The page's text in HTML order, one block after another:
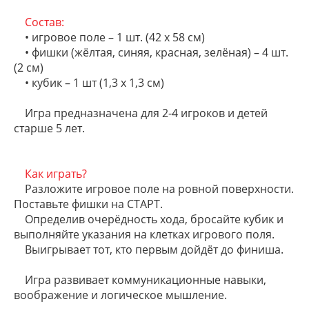
Состав:
• игровое поле – 1 шт. (42 х 58 см)
• фишки (жёлтая, синяя, красная, зелёная) – 4 шт.
(2 см)
• кубик – 1 шт (1,3 х 1,3 см)
Игра предназначена для 2-4 игроков и детей
старше 5 лет.
Как играть?
Разложите игровое поле на ровной поверхности.
Поставьте фишки на СТАРТ.
Определив очерёдность хода, бросайте кубик и
выполняйте указания на клетках игрового поля.
Выигрывает тот, кто первым дойдёт до финиша.
Игра развивает коммуникационные навыки,
воображение и логическое мышление.